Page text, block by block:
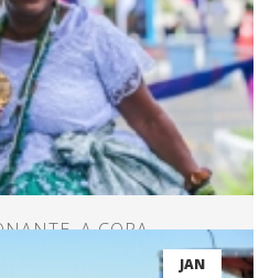
A COPA
EM SALVADOR!
JAN